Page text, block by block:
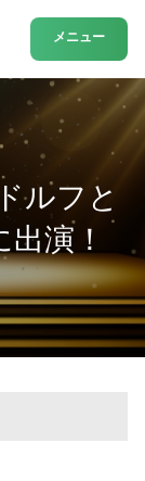
メニュー
ルフと
演！